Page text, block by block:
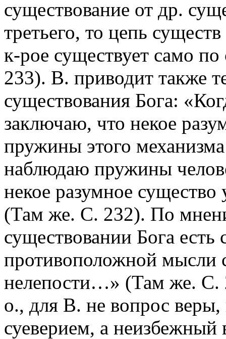
существование от др.
третьего, то цепь
к-рое существует само
233). В. приводит также
существования Бога:
заключаю, что некое
пружины этого
наблюдаю пружины
некое разумное
(Там же. С. 232). По
существовании Бога есть
противоположной мысли
нелепости…» (Там же. С.
о., для В. не вопрос
суеверием, а неизбежный